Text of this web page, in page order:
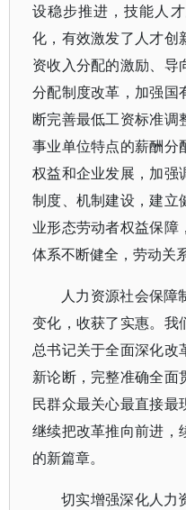
设稳步推进，技能人
化，有效激发了人才创
资收入分配的激励、导
分配制度改革，加强国
断完善最低工资标准调
事业单位特点的薪酬分
权益和企业发展，加强
制度、机制建设，建立
业形态劳动者权益保障
体系不断健全，劳动关
人力资源社会保障
变化，收获了实惠。我
总书记关于全面深化改
新论断，完整准确全面
民群众最关心最直接最
继续把改革推向前进，
的新篇章。
切实增强深化人力